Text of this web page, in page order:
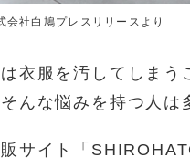
会社白鳩プレスリリースより
衣服を汚してしまう
んな悩みを持つ人は
サイト「